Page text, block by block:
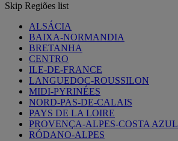
Skip Regiões list
ALSÁCIA
BAIXA-NORMANDIA
BRETANHA
CENTRO
ILE-DE-FRANCE
LANGUEDOC-ROUSSILON
MIDI-PYRINÉES
NORD-PAS-DE-CALAIS
PAYS DE LA LOIRE
PROVENÇA-ALPES-COSTA AZUL
RÓDANO-ALPES